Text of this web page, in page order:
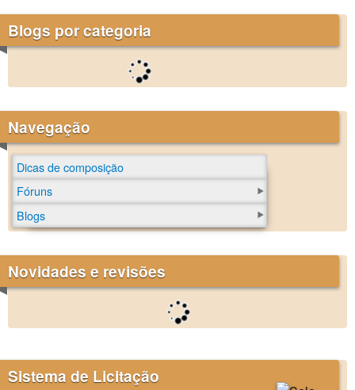
Blogs por categoria
Navegação
Dicas de composição
Fóruns
Blogs
Novidades e revisões
Sistema de Licitação